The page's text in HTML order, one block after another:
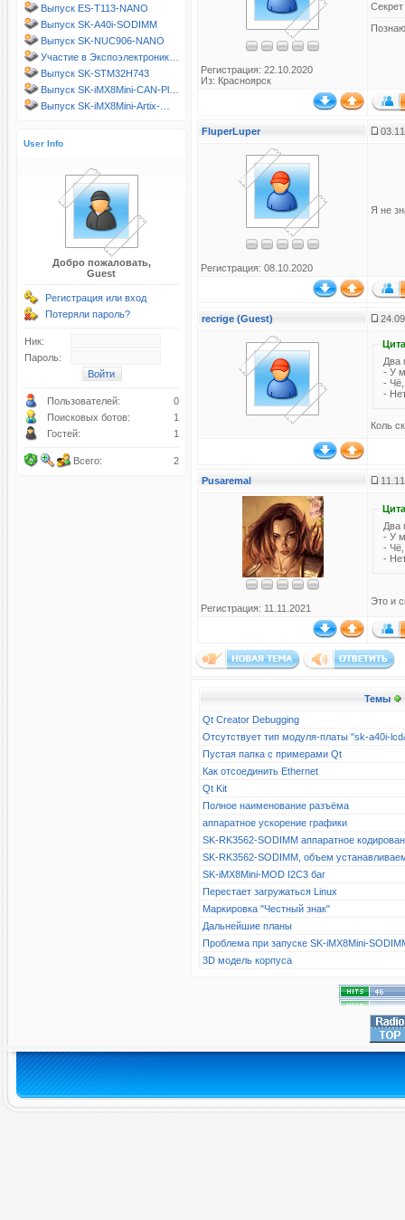
Выпуск ES-T113-NANO
Выпуск SK-A40i-SODIMM
Выпуск SK-NUC906-NANO
Участие в Экспоэлектроник…
Выпуск SK-STM32H743
Выпуск SK-iMX8Mini-CAN-Pl…
Выпуск SK-iMX8Mini-Artix-…
User Info
Добро пожаловать,
Guest
Регистрация или вход
Потеряли пароль?
Ник:
Пароль:
Пользователей:
0
Поисковых ботов:
1
Гостей:
1
Всего: 2
Регистрация: 22.10.2020
Из: Красноярск
FluperLuper
Регистрация: 08.10.2020
Я не
recrige (Guest)
Два
- У
- Чё,
-
Коль
Pusaremal
Регистрация: 11.11.2021
Два
- У
- Чё,
-
Это и
Темы
Qt Creator Debugging
Отсутствует тип модуля-платы "sk-a40i-
Пустая папка с примерами Qt
Как отсоединить Ethernet
Qt Kit
Полное наименование разъёма
аппаратное ускорение графики
SK-RK3562-SODIMM аппаратное
SK-RK3562-SODIMM, объем
SK-iMX8Mini-MOD I2C3 баг
Перестает загружаться Linux
Маркировка "Честный знак"
Дальнейшие планы
Проблема при запуске SK-iMX8Mini-
3D модель корпуса